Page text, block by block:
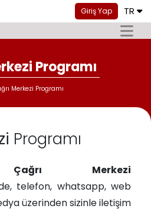
Giriş Yap TR
Programı
Merkezi Programı
Programı
Çağrı Merkezi
telefon, whatsapp, web
üzerinden sizinle iletişim